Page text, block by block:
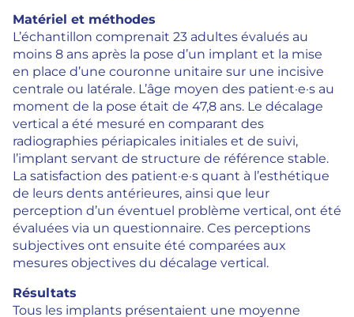
Matériel et méthodes
L’échantillon comprenait 23 adultes évalués au
moins 8 ans après la pose d’un implant et la mise
en place d’une couronne unitaire sur une incisive
centrale ou latérale. L’âge moyen des patient·e·s au
moment de la pose était de 47,8 ans. Le décalage
vertical a été mesuré en comparant des
radiographies périapicales initiales et de suivi,
l’implant servant de structure de référence stable.
La satisfaction des patient·e·s quant à l’esthétique
de leurs dents antérieures, ainsi que leur
perception d’un éventuel problème vertical, ont été
évaluées via un questionnaire. Ces perceptions
subjectives ont ensuite été comparées aux
mesures objectives du décalage vertical.
Résultats
Tous les implants présentaient une moyenne